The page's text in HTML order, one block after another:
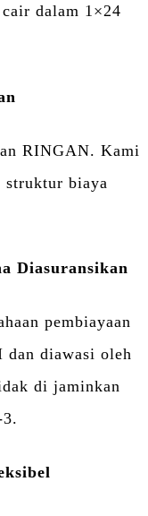
dalam 1×24
RINGAN. Kami
struktur biaya
Diasuransikan
pembiayaan
diawasi oleh
di jaminkan